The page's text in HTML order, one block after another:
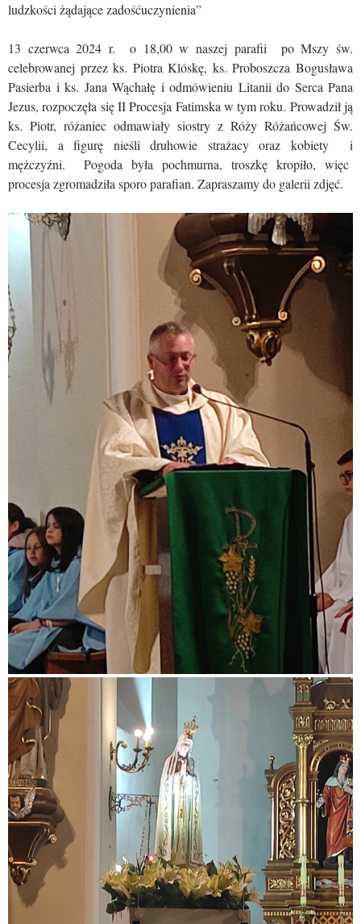
ludzkości żą­dające zadośćuczynienia”
13 czerwca 2024 r. o 18,00 w naszej parafii po Mszy św.
celebrowanej przez ks. Piotra Klóskę, ks. Proboszcza Bogusława
Pasierba i ks. Jana Wąchałę i odmówieniu Litanii do Serca Pana
Jezus, rozpoczęła się II Procesja Fatimska w tym roku. Prowadził ją
ks. Piotr, różaniec odmawiały siostry z Róży Różańcowej Św.
Cecylii, a figurę nieśli druhowie strażacy oraz kobiety i
mężczyźni. Pogoda była pochmurna, troszkę kropiło, więc
procesja zgromadziła sporo parafian. Zapraszamy do galerii zdjęć.